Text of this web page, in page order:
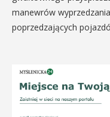
manewrów
poprzedzających